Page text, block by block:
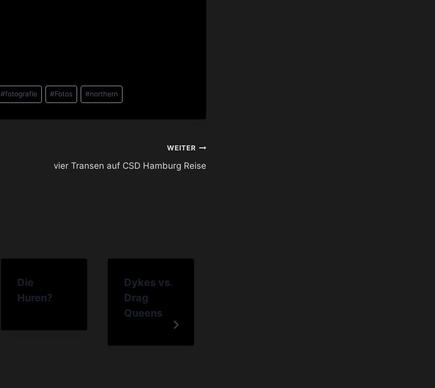
#fotografie #Fotos #northern
WEITER
vier Transen auf CSD Hamburg Reise
Die
Huren?
Dykes vs.
Drag
Queens